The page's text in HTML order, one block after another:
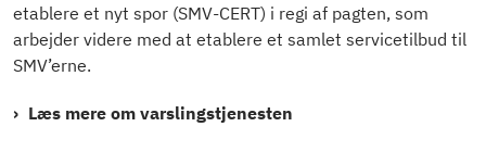
etablere et nyt spor (SMV-CERT) i regi af pagten, som
arbejder videre med at etablere et samlet servicetilbud til
SMV’erne.
Læs mere om varslingstjenesten